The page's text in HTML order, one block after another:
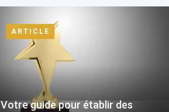
ARTICLE
Votre guide pour établir des